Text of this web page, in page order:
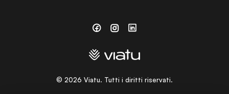
© 2026 Viatu. Tutti i diritti riservati.
FacebookInstagramLinkedin